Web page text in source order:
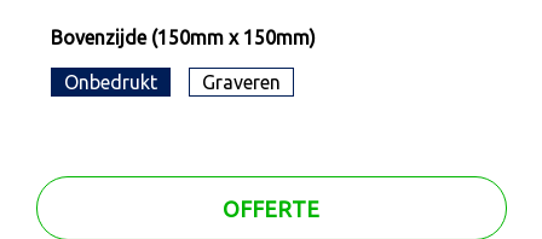
Bovenzijde (150mm x 150mm)
Onbedrukt Graveren
OFFERTE